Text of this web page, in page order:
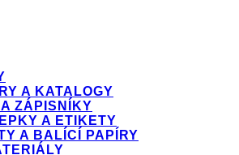
A KATALOGY
ZÁPISNÍKY
A ETIKETY
A BALÍCÍ PAPÍRY